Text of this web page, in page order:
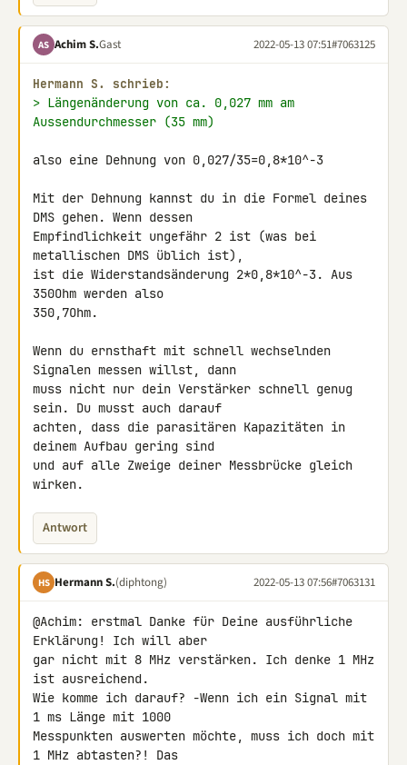
AS Achim S.Gast 2022-05-13 07:51#7063125
Hermann S. schrieb:
> Längenänderung von ca. 0,027 mm am
Aussendurchmesser (35 mm)
also eine Dehnung von 0,027/35=0,8*10^-3
Mit der Dehnung kannst du in die Formel deines
DMS gehen. Wenn dessen
Empfindlichkeit ungefähr 2 ist (was bei
metallischen DMS üblich ist),
ist die Widerstandsänderung 2*0,8*10^-3. Aus
350Ohm werden also
350,7Ohm.
Wenn du ernsthaft mit schnell wechselnden
Signalen messen willst, dann
muss nicht nur dein Verstärker schnell genug
sein. Du musst auch darauf
achten, dass die parasitären Kapazitäten in
deinem Aufbau gering sind
und auf alle Zweige deiner Messbrücke gleich
wirken.
Antwort
HS Hermann S.(diphtong) 2022-05-13 07:56#7063131
@Achim: erstmal Danke für Deine ausführliche
Erklärung! Ich will aber
gar nicht mit 8 MHz verstärken. Ich denke 1 MHz
ist ausreichend.
Wie komme ich darauf? -Wenn ich ein Signal mit
1 ms Länge mit 1000
Messpunkten auswerten möchte, muss ich doch mit
1 MHz abtasten?! Das